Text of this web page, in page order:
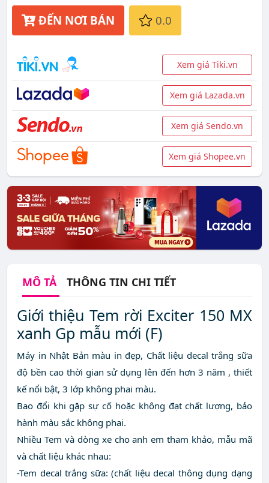
ĐẾN NƠI BÁN 0.0
Xem giá Tiki.vn
Xem giá Lazada.vn
Xem giá Sendo.vn
Xem giá Shopee.vn
MÔ TẢ THÔNG TIN CHI TIẾT
Giới thiệu Tem rời Exciter 150 MX
xanh Gp mẫu mới (F)
Máy in Nhật Bản màu in đẹp, Chất liệu decal trắng sữa
độ bền cao thời gian sử dụng lên đến hơn 3 năm , thiết
kế nổi bật, 3 lớp không phai màu.
Bao đổi khi gặp sự cố hoặc không đạt chất lượng, bảo
hành màu sắc không phai.
Nhiều Tem và dòng xe cho anh em tham khảo, mẫu mã
và chất liệu khác nhau:
-Tem decal trắng sữa: (chất liệu decal thông dụng dạng